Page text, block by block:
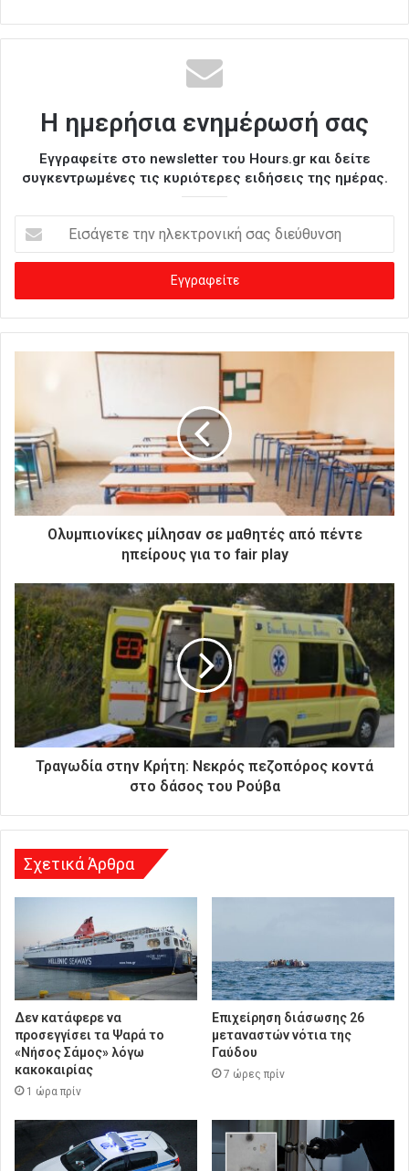
Η ημερήσια ενημέρωσή σας
Εγγραφείτε στο newsletter του Hours.gr και δείτε
συγκεντρωμένες τις κυριότερες ειδήσεις της ημέρας.
σ
γ
ε
η
λ
ε
κ
τ
ι
κ
ή
σ
α
ν
Ολυμπιονίκες μίλησαν σε μαθητές από πέντε
ηπείρους για το fair play
Τραγωδία στην Κρήτη: Νεκρός πεζοπόρος κοντά
στο δάσος του Ρούβα
Σχετικά Άρθρα
Δεν κατάφερε να
προσεγγίσει τα Ψαρά το
«Νήσος Σάμος» λόγω
κακοκαιρίας
1 ώρα πρίν
Επιχείρηση διάσωσης 26
μεταναστών νότια της
Γαύδου
7 ώρες πρίν